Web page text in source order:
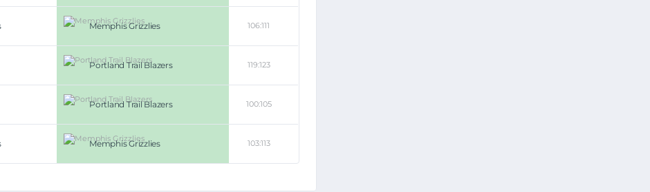
Memphis Grizzlies 106:111
Portland Trail Blazers 119:123
Portland Trail Blazers 100:105
Memphis Grizzlies 103:113